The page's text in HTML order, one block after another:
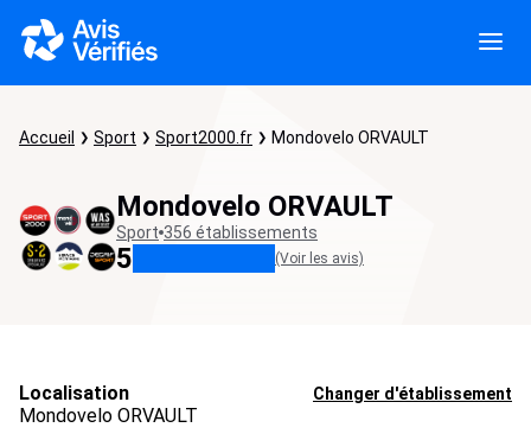
Accueil Sport Sport2000.fr Mondovelo ORVAULT
Mondovelo ORVAULT
Sport 356 établissements
5 (Voir les avis)
Localisation Changer d'établissement
Mondovelo ORVAULT